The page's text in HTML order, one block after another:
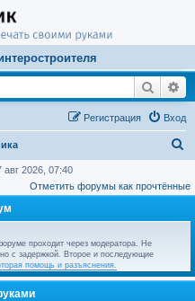
Поиск
Вход
Регистрация
и
2026, 07:40
Отметить форумы как прочтённые
проходит через модератора. Не
с задержкой. Второе и последующие
помощь и разъяснения.